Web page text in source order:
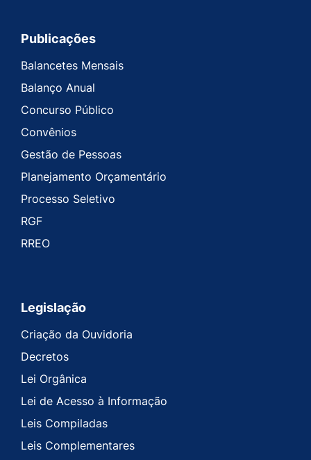
Publicações
Balancetes Mensais
Balanço Anual
Concurso Público
Convênios
Gestão de Pessoas
Planejamento Orçamentário
Processo Seletivo
RGF
RREO
Legislação
Criação da Ouvidoria
Decretos
Lei Orgânica
Lei de Acesso à Informação
Leis Compiladas
Leis Complementares